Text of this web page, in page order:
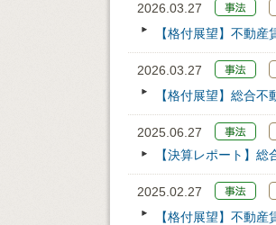
2026.03.27
【格付展望】不動産
2026.03.27
【格付展望】総合不
2025.06.27
【決算レポート】
2025.02.27
【格付展望】不動産